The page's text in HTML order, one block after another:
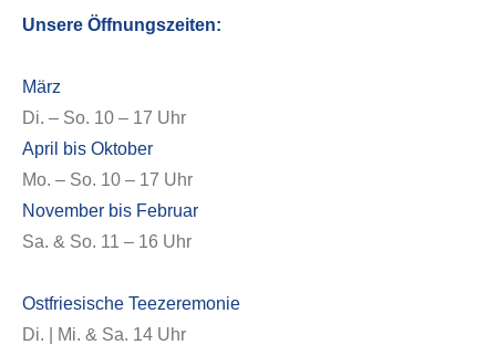
Unsere Öffnungszeiten:
März
Di. – So. 10 – 17 Uhr
April bis Oktober
Mo. – So. 10 – 17 Uhr
November bis Februar
Sa. & So. 11 – 16 Uhr
Ostfriesische Teezeremonie
Di. | Mi. & Sa. 14 Uhr